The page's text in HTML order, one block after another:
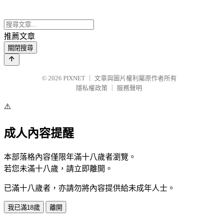
推薦文章
關閉搜尋
© 2026 PIXNET
文章與圖片權利屬原作者所有
隱私權政策
服務聲明
⚠️
成人內容提醒
本部落格內容僅限年滿十八歲者瀏覽。
若您未滿十八歲，請立即離開。
已滿十八歲者，亦請勿將內容提供給未成年人士。
我已滿18歲 離開